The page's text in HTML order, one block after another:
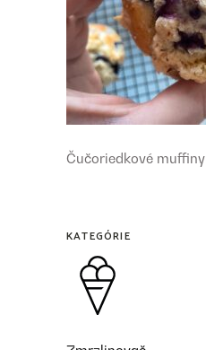
Čučoriedkové muffiny
KATEGÓRIE